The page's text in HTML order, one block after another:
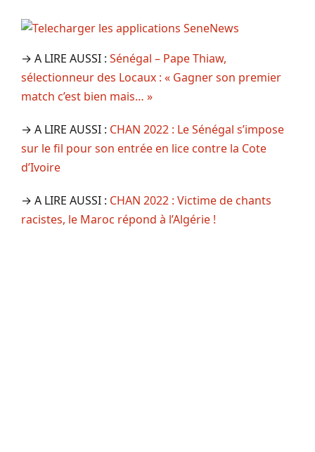
→ A LIRE AUSSI : Sénégal – Pape Thiaw,
sélectionneur des Locaux : « Gagner son premier
match c’est bien mais… »
→ A LIRE AUSSI : CHAN 2022 : Le Sénégal s’impose
sur le fil pour son entrée en lice contre la Cote
d’Ivoire
→ A LIRE AUSSI : CHAN 2022 : Victime de chants
racistes, le Maroc répond à l’Algérie !